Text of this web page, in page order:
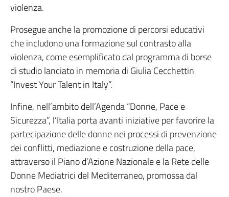
violenza.
Prosegue anche la promozione di percorsi educativi
che includono una formazione sul contrasto alla
violenza, come esemplificato dal programma di borse
di studio lanciato in memoria di Giulia Cecchettin
“Invest Your Talent in Italy”.
Infine, nell’ambito dell’Agenda “Donne, Pace e
Sicurezza”, l’Italia porta avanti iniziative per favorire la
partecipazione delle donne nei processi di prevenzione
dei conflitti, mediazione e costruzione della pace,
attraverso il Piano d’Azione Nazionale e la Rete delle
Donne Mediatrici del Mediterraneo, promossa dal
nostro Paese.